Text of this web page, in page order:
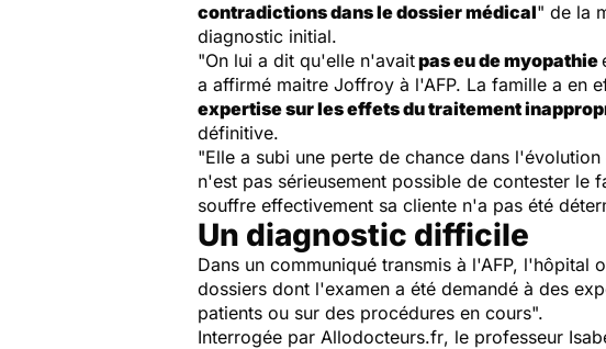
contradictions dans le dossier médical" de la
diagnostic initial.
"On lui a dit qu'elle n'avaitpas eu de myopathie
a affirmé maitre Joffroy à l'AFP. La famille a en
expertise sur les effets du traitement
définitive.
"Elle a subi une perte de chance dans
n'est pas sérieusement possible de contester
souffre effectivement sa cliente n'a pas été
Un diagnostic difficile
Dans un communiqué transmis à l'AFP, l'hôpital
dossiers dont l'examen a été demandé à des
patients ou sur des procédures en cours".
Interrogée par Allodocteurs.fr, le professeur